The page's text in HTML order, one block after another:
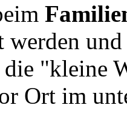
werden
"kleine
Ort im